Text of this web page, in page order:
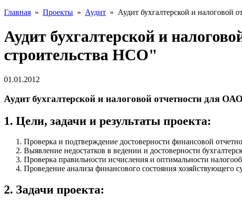
Главная » Проекты » Аудит » Аудит бухгалтерской и
Аудит бухгалтерской и
строительства НСО"
01.01.2012
Аудит бухгалтерской и налоговой отчетности для
1. Цели, задачи и результаты проекта:
Проверка и подтверждение достоверности финансовой
Выявление недостатков в ведении и достоверности
Проверка правильности исчисления и оптимальности
Проведение анализа финансового состояния хозяйствующего
2. Задачи проекта: